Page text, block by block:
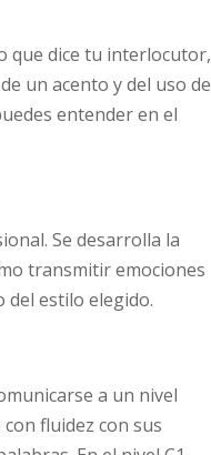
que dice tu interlocutor,
un acento y del uso de
entender en el
Se desarrolla la
transmitir emociones
del estilo elegido.
a un nivel
fluidez con sus